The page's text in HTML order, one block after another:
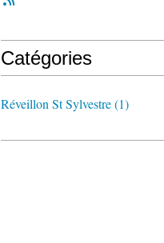
Catégories
Réveillon St Sylvestre(1)